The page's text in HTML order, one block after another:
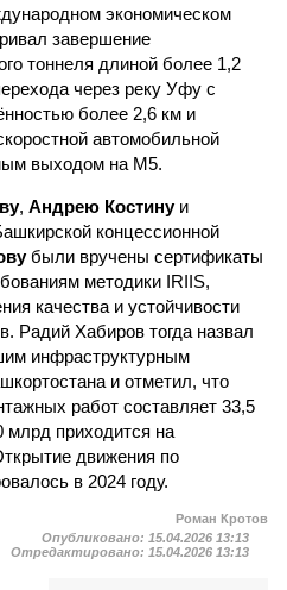
экономическом
завершение
тоннеля длиной более 1,2
через реку Уфу с
более 2,6 км и
автомобильной
выходом на М5.
, Андрею Костинуи
концессионной
были вручены сертификаты
методики IRIIS,
качества и устойчивости
Радий Хабиров тогда назвал
инфраструктурным
и отметил, что
работ составляет 33,5
млрд приходится на
движения по
в 2024 году.
Роман Кротов
Опубликовано: 15.04.2026 13:13
Отредактировано: 15.04.2026 13:13